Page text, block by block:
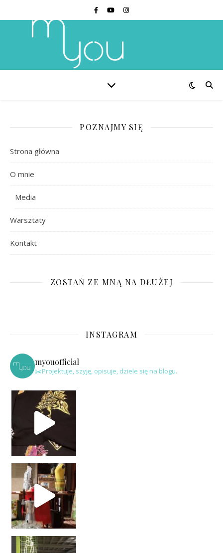
POZNAJMY SIĘ
Strona główna
O mnie
Media
Warsztaty
Kontakt
ZOSTAŃ ZE MNĄ NA DŁUŻEJ
INSTAGRAM
myouofficial
✂️Projektuje, szyję, opisuje, dziele się na blogu.